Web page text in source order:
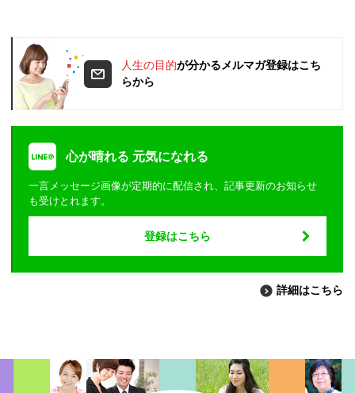
人生の目的が分かるメルマガ登録はこち
らから
心が晴れる 元気になれる
一言メッセージ画像が定期的に配信され、記事更新のお知らせ
も受けとれます。
登録はこちら
詳細はこちら